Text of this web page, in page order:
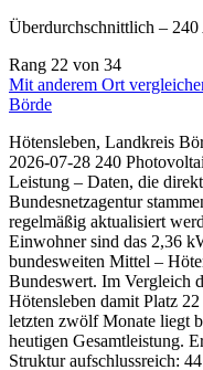
Überdurchschnittlich –
Rang 22 von 34
Mit anderem Ort
Börde
Hötensleben, Landkreis
2026-07-28 240
Leistung – Daten, die
Bundesnetzagentur
regelmäßig aktualisiert
Einwohner sind das 2,36
bundesweiten Mittel –
Bundeswert. Im Vergleich
Hötensleben damit Platz
letzten zwölf Monate liegt
heutigen Gesamtleistung.
Struktur aufschlussreich: